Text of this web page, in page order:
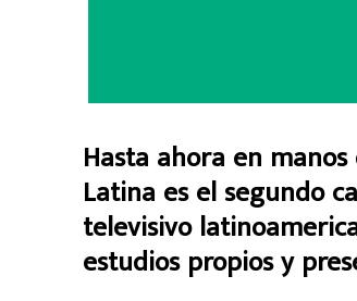
Hasta ahora en
Latina es el segundo
televisivo
estudios propios y